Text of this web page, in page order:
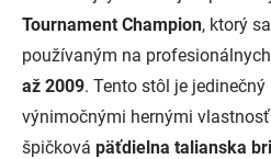
Tournament Champion, ktorý
používaným na
až 2009. Tento stôl je
výnimočnými hernými
špičková päťdielna talianska